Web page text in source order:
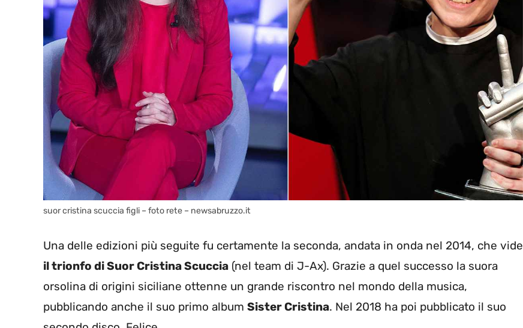
suor cristina scuccia figli – foto rete – newsabruzzo.it
Una delle edizioni più seguite fu certamente la seconda, andata in onda nel 2014, che vide
il trionfo di Suor Cristina Scuccia (nel team di J-Ax). Grazie a quel successo la suora
orsolina di origini siciliane ottenne un grande riscontro nel mondo della musica,
pubblicando anche il suo primo album Sister Cristina. Nel 2018 ha poi pubblicato il suo